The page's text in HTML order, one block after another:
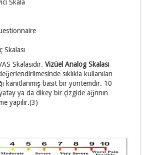
Skala
Vas
Çizimi
Skalası
Skalasıdır.Vizüel Analog Skalası
sıklıkla kullanılan
kanıtlanmış basit bir yöntemdir. 10
ya da dikey bir çizgide ağrının
yapılır.(3)